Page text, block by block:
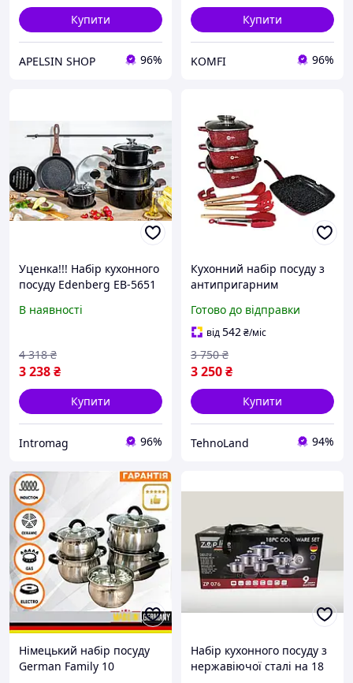
Купити
APELSIN SHOP 96%
Купити
KOMFI 96%
Уценка!!! Набір кухонного
посуду Edenberg EB-5651
12 предметів
В наявності
3 238₴
4 318 ₴
Купити
Intromag 96%
Кухонний набір посуду з
антипригарним
HK-317 Сковороди з
гранітним SmartStore
Готово до відправки
від542₴/міс
3 250₴
3 750 ₴
Купити
TehnoLand 94%
Німецький набір посуду
German Family 10
Набір кухонного посуду з
нержавіючої сталі на 18